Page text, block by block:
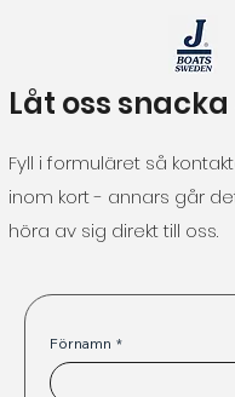
Låt oss
Fyll i formuläret så
inom kort - annars går
höra av sig direkt till oss.
Förnamn *